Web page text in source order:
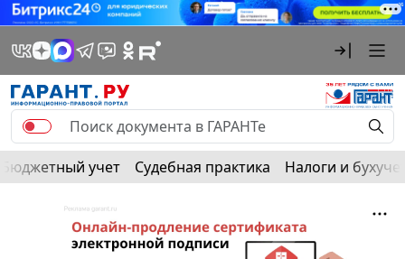
Бюджетный учет Судебная практика Налоги и